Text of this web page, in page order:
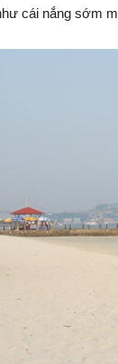
cái nắng sớm